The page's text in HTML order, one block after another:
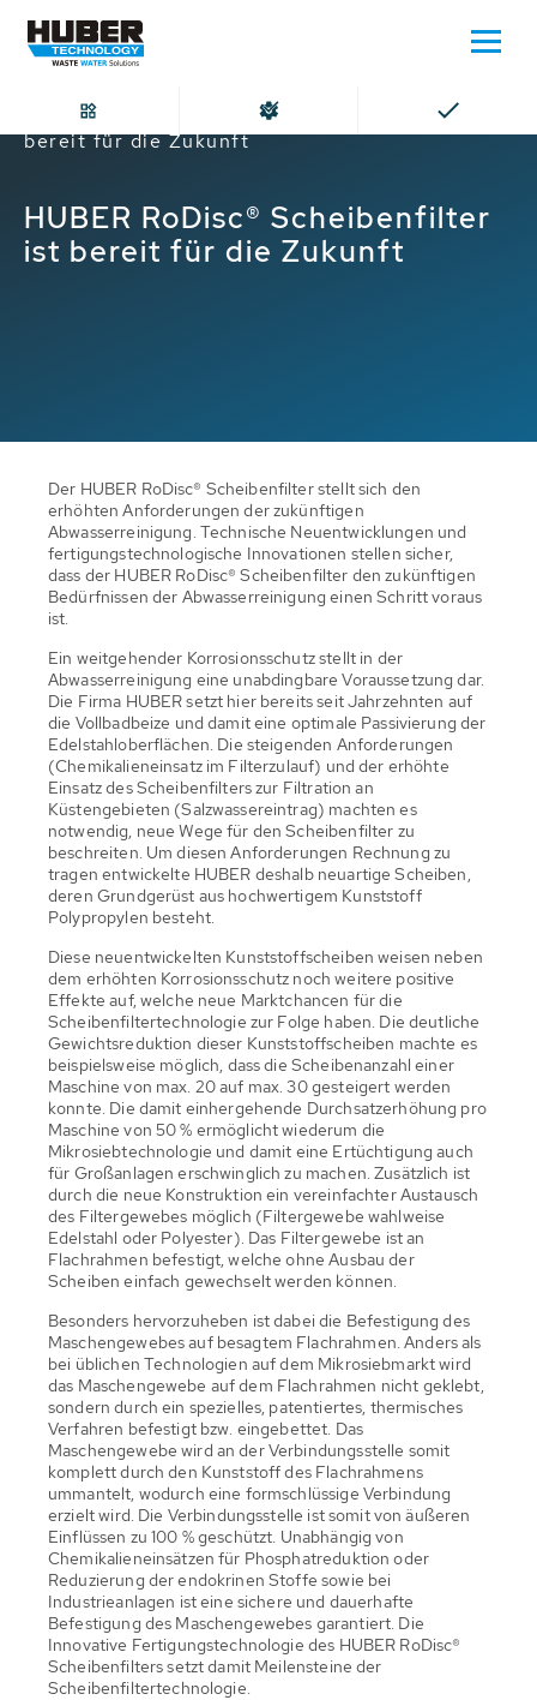
Home
HUBER RoDisc® Scheibenfilter ist
bereit für die Zukunft
HUBER RoDisc® Scheibenfilter
ist bereit für die Zukunft
Der HUBER RoDisc® Scheibenfilter stellt sich den
erhöhten Anforderungen der zukünftigen
Abwasserreinigung. Technische Neuentwicklungen und
fertigungstechnologische Innovationen stellen sicher,
dass der HUBER RoDisc® Scheibenfilter den zukünftigen
Bedürfnissen der Abwasserreinigung einen Schritt voraus
ist.
Ein weitgehender Korrosionsschutz stellt in der
Abwasserreinigung eine unabdingbare Voraussetzung dar.
Die Firma HUBER setzt hier bereits seit Jahrzehnten auf
die Vollbadbeize und damit eine optimale Passivierung der
Edelstahloberflächen. Die steigenden Anforderungen
(Chemikalieneinsatz im Filterzulauf) und der erhöhte
Einsatz des Scheibenfilters zur Filtration an
Küstengebieten (Salzwassereintrag) machten es
notwendig, neue Wege für den Scheibenfilter zu
beschreiten. Um diesen Anforderungen Rechnung zu
tragen entwickelte HUBER deshalb neuartige Scheiben,
deren Grundgerüst aus hochwertigem Kunststoff
Polypropylen besteht.
Diese neuentwickelten Kunststoffscheiben weisen neben
dem erhöhten Korrosionsschutz noch weitere positive
Effekte auf, welche neue Marktchancen für die
Scheibenfiltertechnologie zur Folge haben. Die deutliche
Gewichtsreduktion dieser Kunststoffscheiben machte es
beispielsweise möglich, dass die Scheibenanzahl einer
Maschine von max. 20 auf max. 30 gesteigert werden
konnte. Die damit einhergehende Durchsatzerhöhung pro
Maschine von 50 % ermöglicht wiederum die
Mikrosiebtechnologie und damit eine Ertüchtigung auch
für Großanlagen erschwinglich zu machen. Zusätzlich ist
durch die neue Konstruktion ein vereinfachter Austausch
des Filtergewebes möglich (Filtergewebe wahlweise
Edelstahl oder Polyester). Das Filtergewebe ist an
Flachrahmen befestigt, welche ohne Ausbau der
Scheiben einfach gewechselt werden können.
Besonders hervorzuheben ist dabei die Befestigung des
Maschengewebes auf besagtem Flachrahmen. Anders als
bei üblichen Technologien auf dem Mikrosiebmarkt wird
das Maschengewebe auf dem Flachrahmen nicht geklebt,
sondern durch ein spezielles, patentiertes, thermisches
Verfahren befestigt bzw. eingebettet. Das
Maschengewebe wird an der Verbindungsstelle somit
komplett durch den Kunststoff des Flachrahmens
ummantelt, wodurch eine formschlüssige Verbindung
erzielt wird. Die Verbindungsstelle ist somit von äußeren
Einflüssen zu 100 % geschützt. Unabhängig von
Chemikalieneinsätzen für Phosphatreduktion oder
Reduzierung der endokrinen Stoffe sowie bei
Industrieanlagen ist eine sichere und dauerhafte
Befestigung des Maschengewebes garantiert. Die
Innovative Fertigungstechnologie des HUBER RoDisc®
Scheibenfilters setzt damit Meilensteine der
Scheibenfiltertechnologie.